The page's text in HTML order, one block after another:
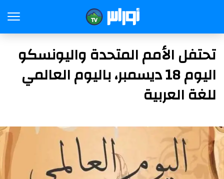
تحتفل الأمم المتحدة واليونسكو
اليوم 18 ديسمبر، باليوم العالمي
للغة العربية